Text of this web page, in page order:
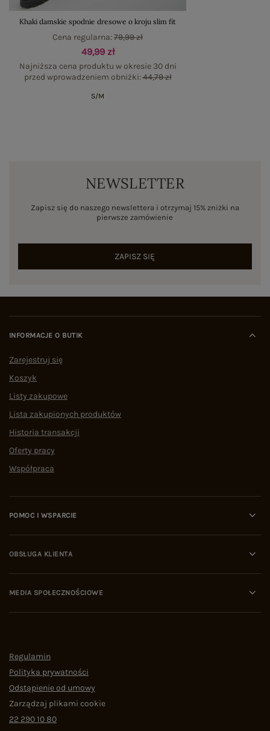
Khaki damskie spodnie dresowe o kroju slim fit
49,99 zł
Najniższa cena produktu w okresie 30 dni
przed wprowadzeniem obniżki:44,79 zł
Cena regularna:79,99 zł
S/M
NEWSLETTER
Zapisz się do naszego newslettera i otrzymaj 15% zniżki na
pierwsze zamówienie
ZAPISZ SIĘ
INFORMACJE O BUTIK
Zarejestruj się
Koszyk
Listy zakupowe
Lista zakupionych produktów
Historia transakcji
Oferty pracy
Współpraca
POMOC I WSPARCIE
OBSŁUGA KLIENTA
MEDIA SPOŁECZNOŚCIOWE
Regulamin
Polityka prywatności
Odstąpienie od umowy
Zarządzaj plikami cookie
22 290 10 80